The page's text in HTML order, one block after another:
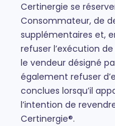
Certinergie se
Consommateur, de
supplémentaires et,
refuser l’exécution
le vendeur désigné
également refuser
conclues lorsqu’il
l’intention de
Certinergie®.